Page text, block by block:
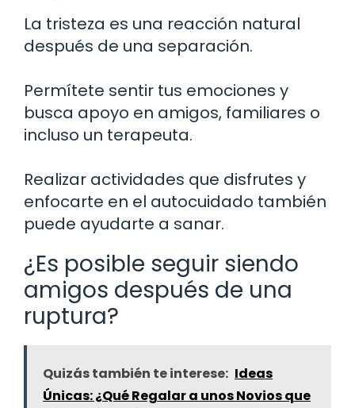
La tristeza es una reacción natural
después de una separación.
Permítete sentir tus emociones y
busca apoyo en amigos, familiares o
incluso un terapeuta.
Realizar actividades que disfrutes y
enfocarte en el autocuidado también
puede ayudarte a sanar.
¿Es posible seguir siendo
amigos después de una
ruptura?
Quizás también te interese: Ideas
Únicas: ¿Qué Regalar a unos Novios que